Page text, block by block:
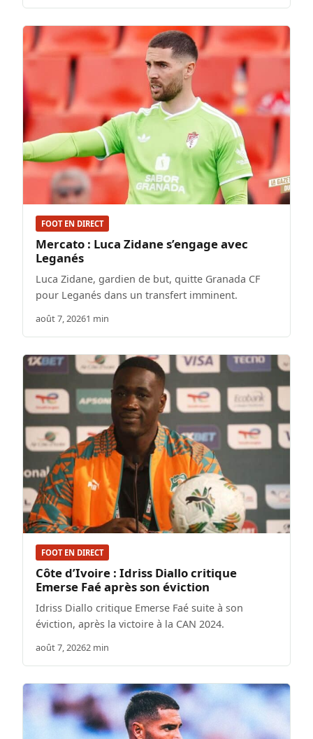
FOOT EN DIRECT
Mercato : Luca Zidane s’engage avec
Leganés
Luca Zidane, gardien de but, quitte Granada CF
pour Leganés dans un transfert imminent.
août 7, 20261 min
FOOT EN DIRECT
Côte d’Ivoire : Idriss Diallo critique
Emerse Faé après son éviction
Idriss Diallo critique Emerse Faé suite à son
éviction, après la victoire à la CAN 2024.
août 7, 20262 min